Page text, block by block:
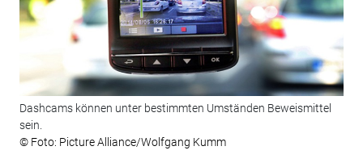
Dashcams können unter bestimmten Umständen Beweismittel
sein.
© Foto: Picture Alliance/Wolfgang Kumm